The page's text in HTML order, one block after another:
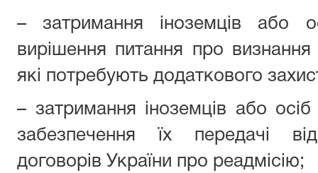
– затримання іноземців або
вирішення питання про
які потребують додаткового
– затримання іноземців або
забезпечення їх передачі
договорів України про реадмісію;